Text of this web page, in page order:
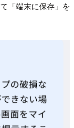
「端末に保存」を